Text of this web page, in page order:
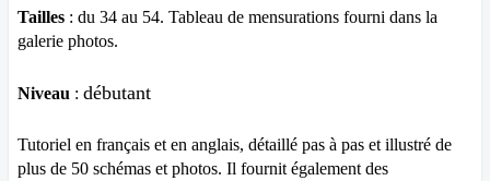
Tailles : du 34 au 54. Tableau de mensurations fourni dans la
galerie photos.
Niveau : débutant
Tutoriel en français et en anglais, détaillé pas à pas et illustré de
plus de 50 schémas et photos. Il fournit également des